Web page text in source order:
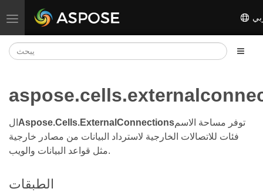
تبديل التنقل
ال Aspose.Cells.ExternalConnectionsتوفر مساحة الاسم
فئات للاتصالات الخارجية لاسترداد البيانات من مصادر خارجية
مثل قواعد البيانات والويب.
الطبقات